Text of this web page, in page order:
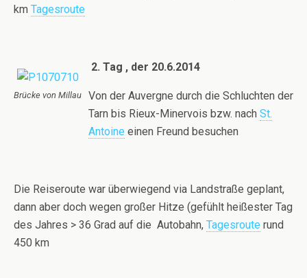
km Tagesroute
Brücke von Millau
2. Tag , der 20.6.2014
Von der Auvergne durch die Schluchten der
Tarn bis Rieux-Minervois bzw. nach St.
Antoine einen Freund besuchen
Die Reiseroute war überwiegend via Landstraße geplant,
dann aber doch wegen großer Hitze (gefühlt heißester Tag
des Jahres > 36 Grad auf die Autobahn, Tagesroute rund
450 km